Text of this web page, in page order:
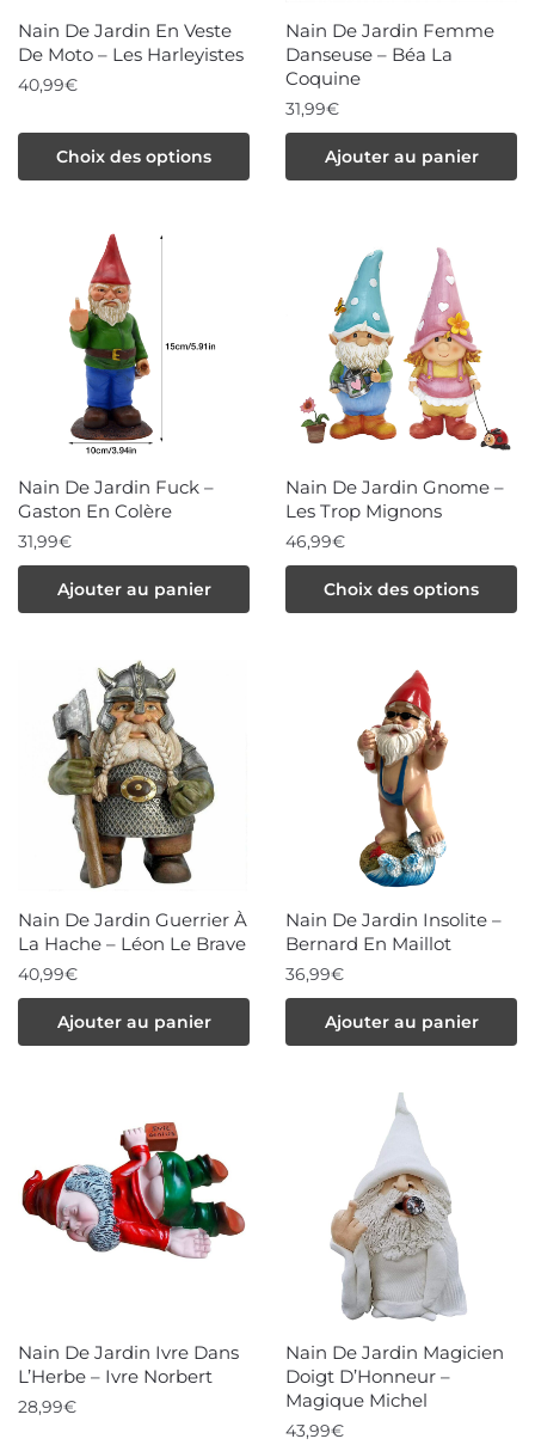
sur
la
page
produit
Nain De Jardin En Veste
De Moto – Les Harleyistes
40,99€
Choix des options
Ce
produit
plusieurs
variations.
options
peuvent
choisies
sur
la
page
produit
Nain De Jardin Femme
Danseuse – Béa La
Coquine
31,99€
Ajouter au panier
Nain De Jardin Fuck –
Gaston En Colère
31,99€
Ajouter au panier
Nain De Jardin Gnome –
Les Trop Mignons
46,99€
Choix des options
produit
variations.
sur
la
page
Nain De Jardin Guerrier À
La Hache – Léon Le Brave
40,99€
Ajouter au panier
Nain De Jardin Insolite –
Bernard En Maillot
36,99€
Ajouter au panier
Nain De Jardin Ivre Dans
L’Herbe – Ivre Norbert
28,99€
Nain De Jardin Magicien
Doigt D’Honneur –
Magique Michel
43,99€